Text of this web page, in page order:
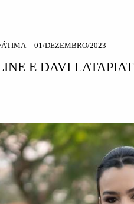
01/DEZEMBRO/2023
E DAVI LATAPIAT